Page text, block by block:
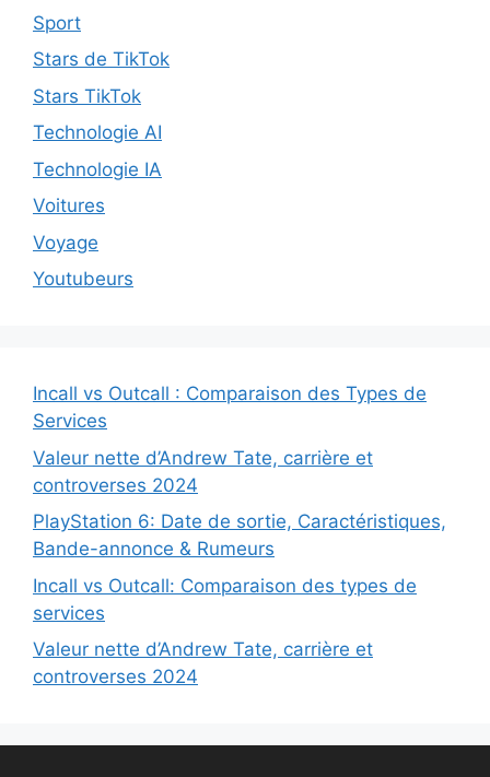
Sport
Stars de TikTok
Stars TikTok
Technologie AI
Technologie IA
Voitures
Voyage
Youtubeurs
Incall vs Outcall : Comparaison des Types de
Services
Valeur nette d’Andrew Tate, carrière et
controverses 2024
PlayStation 6: Date de sortie, Caractéristiques,
Bande-annonce & Rumeurs
Incall vs Outcall: Comparaison des types de
services
Valeur nette d’Andrew Tate, carrière et
controverses 2024